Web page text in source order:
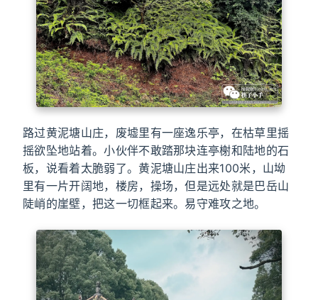
路过黄泥塘山庄，废墟里有一座逸乐亭，在枯草里摇
摇欲坠地站着。小伙伴不敢踏那块连亭榭和陆地的石
板，说看着太脆弱了。黄泥塘山庄出来100米，山坳
里有一片开阔地，楼房，操场，但是远处就是巴岳山
陡峭的崖壁，把这一切框起来。易守难攻之地。